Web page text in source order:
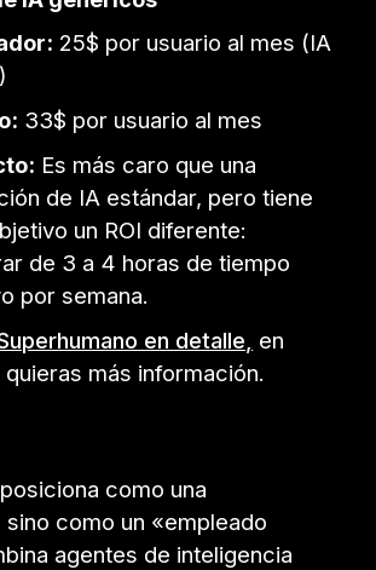
25$ por usuario al mes (IA
33$ por usuario al mes
Es más caro que una
de IA estándar, pero tiene
un ROI diferente:
de 3 a 4 horas de tiempo
por semana.
en detalle, en
más información.
como una
sino como un «empleado
agentes de inteligencia